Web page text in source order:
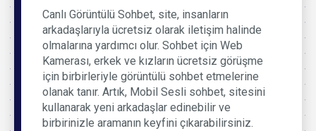
Canlı Görüntülü Sohbet, site, insanların
arkadaşlarıyla ücretsiz olarak iletişim halinde
olmalarına yardımcı olur. Sohbet için Web
Kamerası, erkek ve kızların ücretsiz görüşme
için birbirleriyle görüntülü sohbet etmelerine
olanak tanır. Artık, Mobil Sesli sohbet, sitesini
kullanarak yeni arkadaşlar edinebilir ve
birbirinizle aramanın keyfini çıkarabilirsiniz.